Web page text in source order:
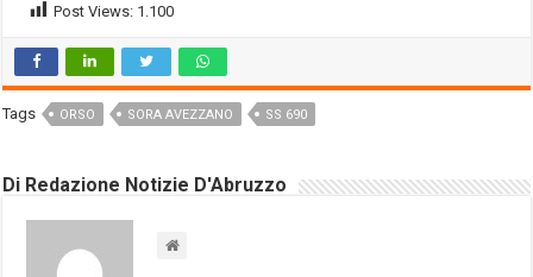
Post Views: 1.100
Tags ORSO SORA AVEZZANO SS 690
Di Redazione Notizie D'Abruzzo